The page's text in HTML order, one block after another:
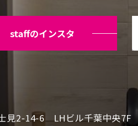
staffのインスタ
見2-14-6 LHビル千葉中央7F